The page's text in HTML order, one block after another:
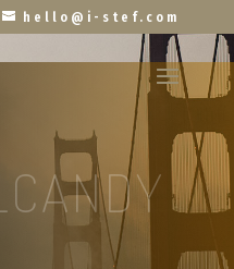
hello@i-stef.com